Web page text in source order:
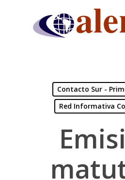
Contacto Sur -
Red Informativa